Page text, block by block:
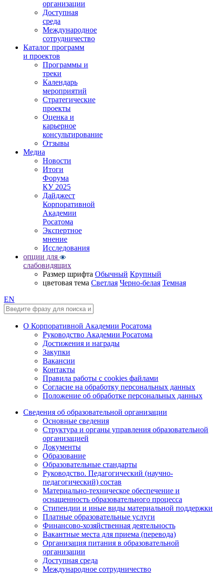
организации
Доступная
среда
Международное
сотрудничество
Каталог программ
и проектов
Программы и
треки
Календарь
мероприятий
Стратегические
проекты
Оценка и
карьерное
консультирование
Отзывы
Медиа
Новости
Итоги
Форума
КУ 2025
Дайджест
Корпоративной
Академии
Росатома
Экспертное
мнение
Исследования
опции для
слабовидящих
Размер шрифта Обычный Крупный
цветовая тема Светлая Черно-белая Темная
EN
О Корпоративной Академии Росатома
Руководство Академии Росатома
Достижения и награды
Закупки
Вакансии
Контакты
Правила работы с cookies файлами
Согласие на обработку персональных данных
Положение об обработке персональных данных
Сведения об образовательной организации
Основные сведения
Структура и органы управления образовательной
организацией
Документы
Образование
Образовательные стандарты
Руководство. Педагогический (научно-
педагогический) состав
Материально-техническое обеспечение и
оснащенность образовательного процесса
Стипендии и иные виды материальной поддержки
Платные образовательные услуги
Финансово-хозяйственная деятельность
Вакантные места для приема (перевода)
Организация питания в образовательной
организации
Доступная среда
Международное сотрудничество